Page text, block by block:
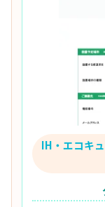
IH・エコキ